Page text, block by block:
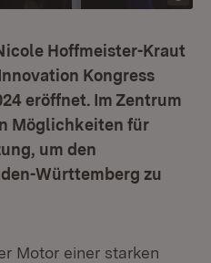
Hoffmeister-Kraut
Kongress
eröffnet. Im Zentrum
Möglichkeiten für
um den
Württemberg zu
in neuem Fenster)
Motor einer starken